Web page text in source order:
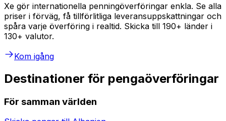
Xe gör internationella penningöverföringar enkla. Se alla
priser i förväg, få tillförlitliga leveransuppskattningar och
spåra varje överföring i realtid. Skicka till 190+ länder i
130+ valutor.
Kom igång
Destinationer för pengaöverföringar
För samman världen